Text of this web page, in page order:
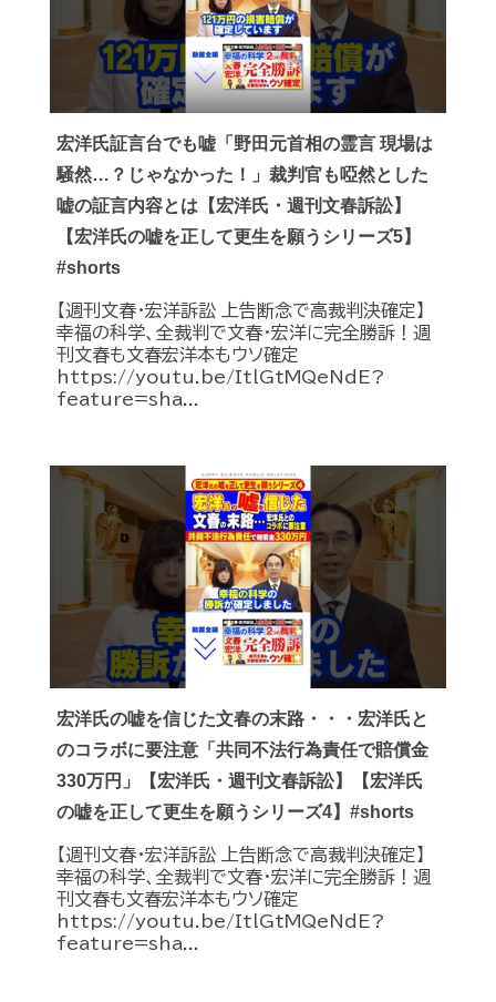
宏洋氏証言台でも嘘「野田元首相の霊言 現場は
騒然…？じゃなかった！」裁判官も啞然とした
嘘の証言内容とは【宏洋氏・週刊文春訴訟】
【宏洋氏の嘘を正して更生を願うシリーズ5】
#shorts
【週刊文春・宏洋訴訟 上告断念で高裁判決確定】
幸福の科学、全裁判で文春・宏洋に完全勝訴！週
刊文春も文春宏洋本もウソ確定
https://youtu.be/ItlGtMQeNdE?
feature=sha...
宏洋氏の嘘を信じた文春の末路・・・宏洋氏と
のコラボに要注意「共同不法行為責任で賠償金
330万円」【宏洋氏・週刊文春訴訟】【宏洋氏
の嘘を正して更生を願うシリーズ4】#shorts
【週刊文春・宏洋訴訟 上告断念で高裁判決確定】
幸福の科学、全裁判で文春・宏洋に完全勝訴！週
刊文春も文春宏洋本もウソ確定
https://youtu.be/ItlGtMQeNdE?
feature=sha...